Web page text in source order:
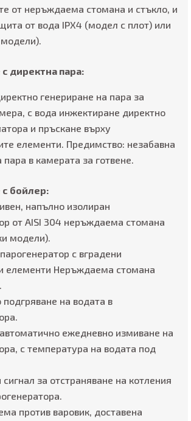
от неръждаема стомана и стъкло, и
от вода IPX4 (модел с плот) или
модели).
директна пара:
генериране на пара за
с вода инжектиране директно
и пръскане върху
елементи. Предимство: незабавна
пара в камерата за готвене.
бойлер:
напълно изолиран
от AISI 304 неръждаема стомана
модели).
с вградени
елементи Неръждаема стомана
на водата в
ежедневно измиване на
с температура на водата под
за отстраняване на котления
против варовик, доставена